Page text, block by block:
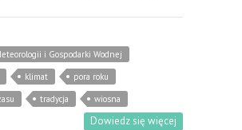
i Gospodarki Wodnej
klimat
pora roku
tradycja wiosna
Dowiedz się więcej